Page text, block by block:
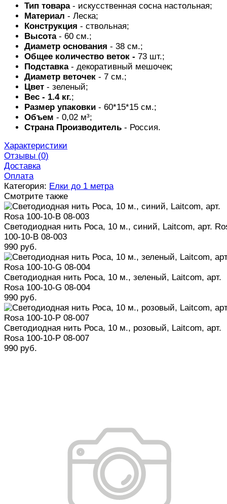
Тип товара- искусственная сосна настольная;
Материал - Леска;
Конструкция - ствольная;
Высота- 60 см.;
Диаметр основания - 38 см.;
Общее количество веток - 73 шт.;
Подставка - декоративный мешочек;
Диаметр веточек - 7 см.;
Цвет - зеленый;
Вес - 1.4 кг.;
Размер упаковки - 60*15*15 см.;
Объем - 0,02 м³;
Страна Производитель - Россия.
Характеристики
Отзывы (0)
Доставка
Оплата
Категория: Елки до 1 метра
Смотрите также
Светодиодная нить Роса, 10 м., синий, Laitcom, арт.
100-10-B 08-003
990 руб.
Светодиодная нить Роса, 10 м., зеленый, Laitcom, арт.
Rosa 100-10-G 08-004
990 руб.
Светодиодная нить Роса, 10 м., розовый, Laitcom, арт.
Rosa 100-10-P 08-007
990 руб.